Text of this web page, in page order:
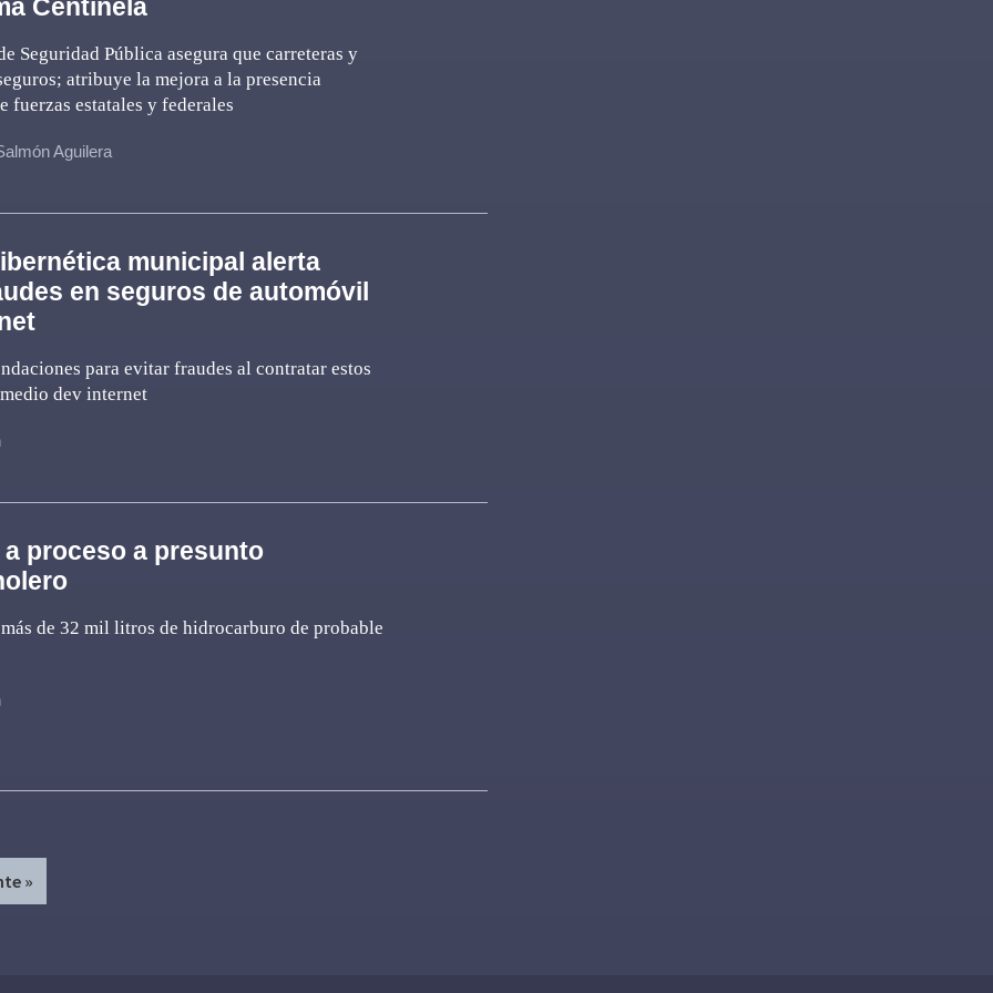
Centinela
Seguridad Pública asegura que carreteras y
atribuye la mejora a la presencia
fuerzas estatales y federales
Aguilera
municipal alerta
en seguros de automóvil
para evitar fraudes al contratar estos
dev internet
proceso a presunto
de 32 mil litros de hidrocarburo de probable
»